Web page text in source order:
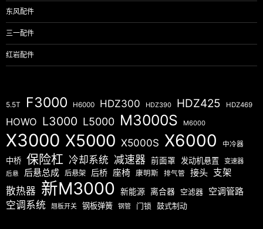
东风配件
三一配件
红岩配件
5.5T F3000 H6000 HDZ300 HDZ390 HDZ425 HDZ469
HOWO L3000 L5000 M3000S M6000
X3000 X5000 X5000S X6000 中冷器
中桥 保险杠 冷却系统 减速器 前面罩 发动机悬置 变速器
后悬 后悬总成 后悬架 后桥 座椅 康明斯 排气管 接头 支架
散热器 新M3000 新能源 离合器 空滤器 空调管路
空调系统 翘板开关 钢板弹簧 钢管 门锁 鼓式制动